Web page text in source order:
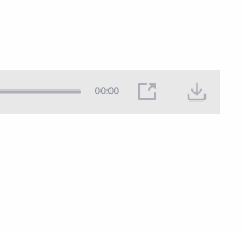
00:00